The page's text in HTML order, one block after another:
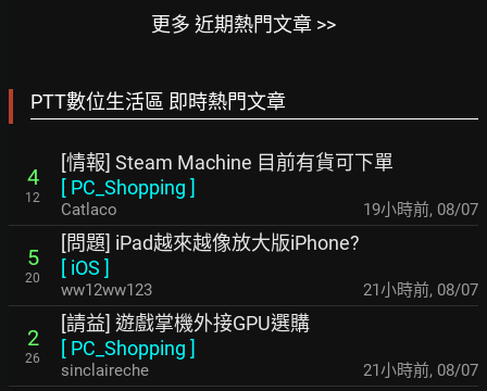
更多 近期熱門文章 >>
PTT數位生活區 即時熱門文章
4
12
[情報] Steam Machine 目前有貨可下單
[ PC_Shopping ]
Catlaco 19小時前, 08/07
5
20
[問題] iPad越來越像放大版iPhone?
[ iOS ]
ww12ww123 21小時前, 08/07
2
26
[請益] 遊戲掌機外接GPU選購
[ PC_Shopping ]
sinclaireche 21小時前, 08/07